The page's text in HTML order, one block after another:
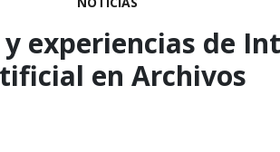
experiencias de
en Archivos